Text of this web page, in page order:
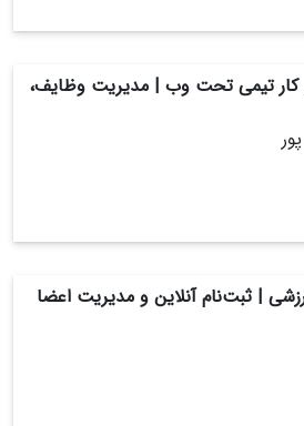
و کار تیمی تحت وب | مدیریت وظایف،
| ثبت‌نام آنلاین و مدیریت اعضا